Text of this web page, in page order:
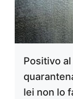
Positivo
lei non lo